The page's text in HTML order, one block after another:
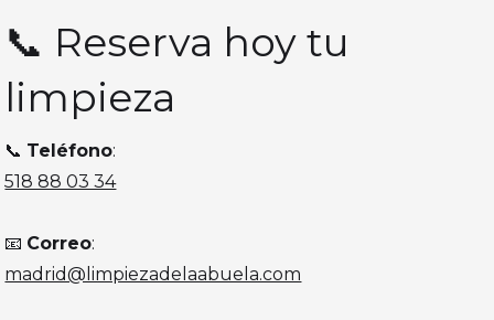
📞 Reserva hoy tu
limpieza
📞 Teléfono:
518 88 03 34
📧 Correo:
madrid@limpiezadelaabuela.com